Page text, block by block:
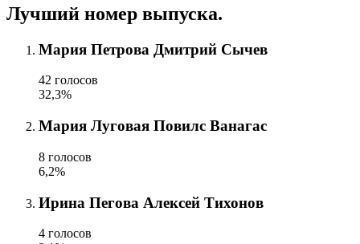
Лучший номер выпуска.
Мария Петрова Дмитрий Сычев
42 голосов
32,3%
Мария Луговая Повилс Ванагас
8 голосов
6,2%
Ирина Пегова Алексей Тихонов
4 голосов